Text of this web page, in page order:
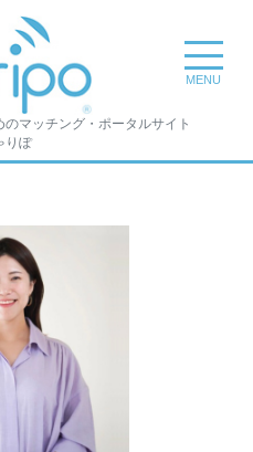
マッチング・ポータルサイト
りぽ
toggle
MENU